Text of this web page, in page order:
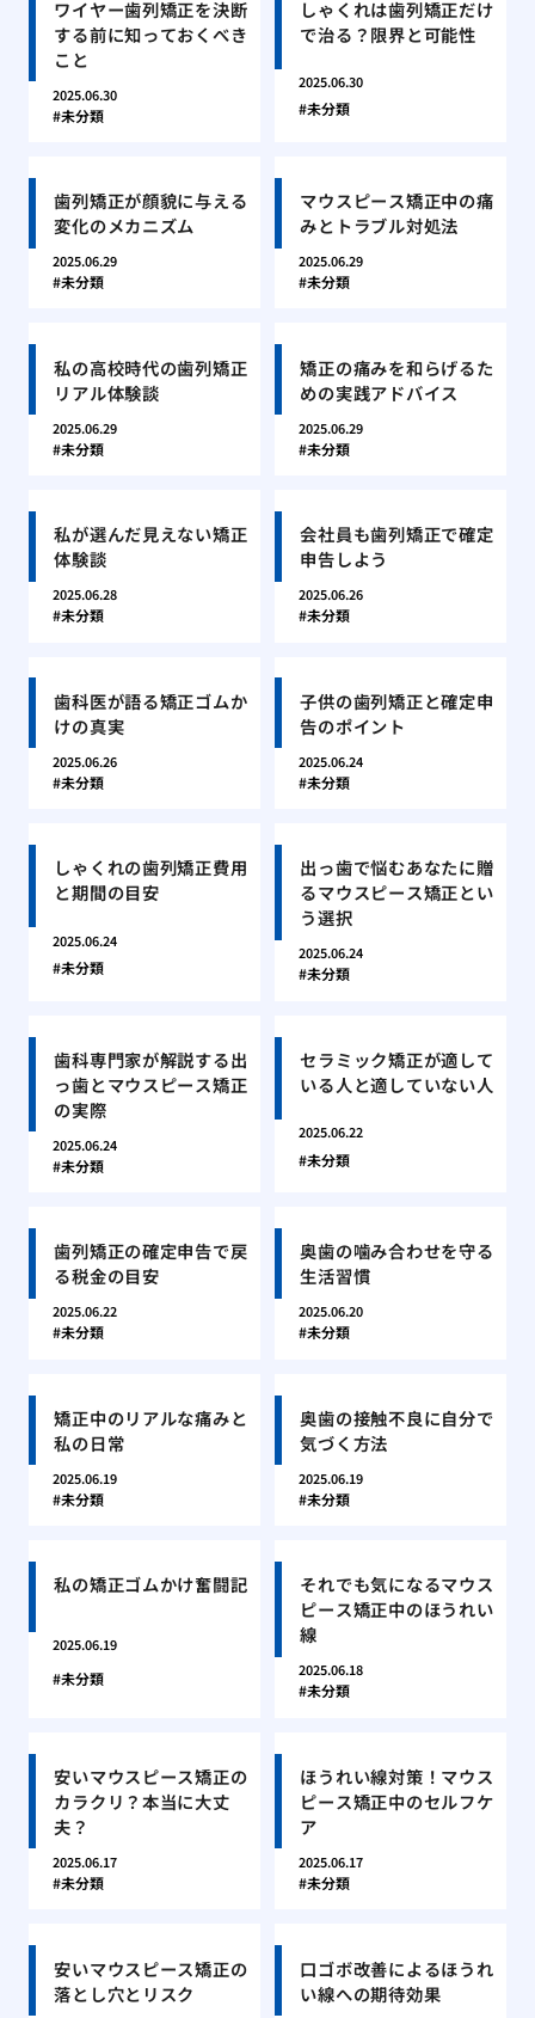
ワイヤー歯列矯正を決断
する前に知っておくべき
こと
2025.06.30
未分類
しゃくれは歯列矯正だけ
で治る？限界と可能性
2025.06.30
未分類
歯列矯正が顔貌に与える
変化のメカニズム
2025.06.29
未分類
マウスピース矯正中の痛
みとトラブル対処法
2025.06.29
未分類
私の高校時代の歯列矯正
リアル体験談
2025.06.29
未分類
矯正の痛みを和らげるた
めの実践アドバイス
2025.06.29
未分類
私が選んだ見えない矯正
体験談
2025.06.28
未分類
会社員も歯列矯正で確定
申告しよう
2025.06.26
未分類
歯科医が語る矯正ゴムか
けの真実
2025.06.26
未分類
子供の歯列矯正と確定申
告のポイント
2025.06.24
未分類
しゃくれの歯列矯正費用
と期間の目安
2025.06.24
未分類
出っ歯で悩むあなたに贈
るマウスピース矯正とい
う選択
2025.06.24
未分類
歯科専門家が解説する出
っ歯とマウスピース矯正
の実際
2025.06.24
未分類
セラミック矯正が適して
いる人と適していない人
2025.06.22
未分類
歯列矯正の確定申告で戻
る税金の目安
2025.06.22
未分類
奥歯の噛み合わせを守る
生活習慣
2025.06.20
未分類
矯正中のリアルな痛みと
私の日常
2025.06.19
未分類
奥歯の接触不良に自分で
気づく方法
2025.06.19
未分類
私の矯正ゴムかけ奮闘記
2025.06.19
未分類
それでも気になるマウス
ピース矯正中のほうれい
線
2025.06.18
未分類
安いマウスピース矯正の
カラクリ？本当に大丈
夫？
2025.06.17
未分類
ほうれい線対策！マウス
ピース矯正中のセルフケ
ア
2025.06.17
未分類
安いマウスピース矯正の
落とし穴とリスク
口ゴボ改善によるほうれ
い線への期待効果